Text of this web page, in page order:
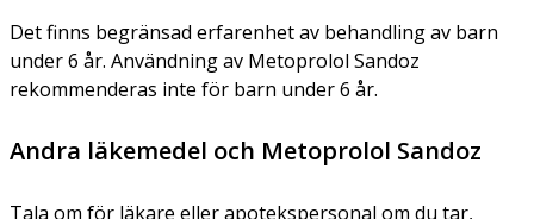
Det finns begränsad erfarenhet av behandling av barn
under 6 år. Användning av Metoprolol Sandoz
rekommenderas inte för barn under 6 år.
Andra läkemedel och Metoprolol Sandoz
Tala om för läkare eller apotekspersonal om du tar,